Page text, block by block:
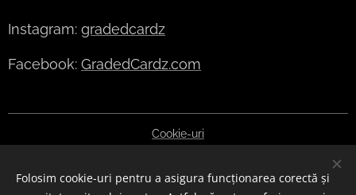
Instagram: gradedcardz
Facebook: GradedCardz.com
Cookie-uri
Folosim cookie-uri pentru a asigura funcționarea corectă și